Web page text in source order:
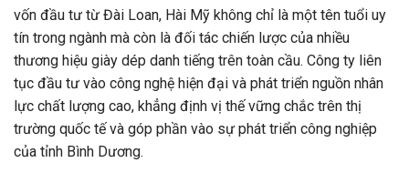
vốn đầu tư từ Đài Loan, Hài Mỹ không chỉ là một tên tuổi uy
tín trong ngành mà còn là đối tác chiến lược của nhiều
thương hiệu giày dép danh tiếng trên toàn cầu. Công ty liên
tục đầu tư vào công nghệ hiện đại và phát triển nguồn nhân
lực chất lượng cao, khẳng định vị thế vững chắc trên thị
trường quốc tế và góp phần vào sự phát triển công nghiệp
của tỉnh Bình Dương.